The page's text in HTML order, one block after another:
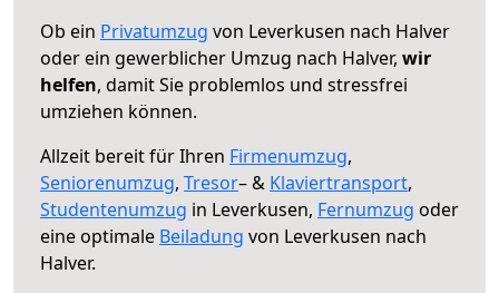
Ob ein Privatumzug von Leverkusen nach Halver
oder ein gewerblicher Umzug nach Halver, wir
helfen, damit Sie problemlos und stressfrei
umziehen können.
Allzeit bereit für Ihren Firmenumzug,
Seniorenumzug, Tresor– & Klaviertransport,
Studentenumzug in Leverkusen, Fernumzug oder
eine optimale Beiladung von Leverkusen nach
Halver.